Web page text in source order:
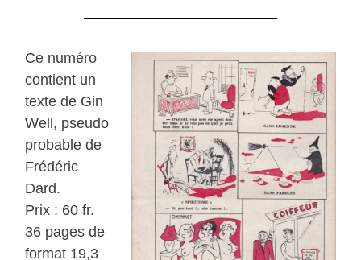
Ce numéro
contient un
texte de Gin
Well, pseudo
probable de
Frédéric
Dard.
Prix : 60 fr.
36 pages de
format 19,3